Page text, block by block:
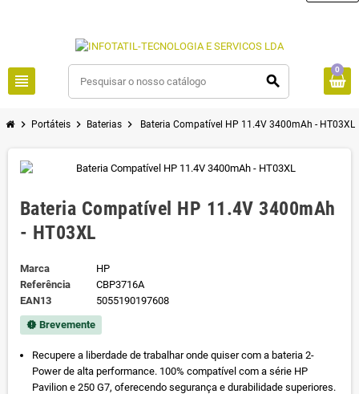
view_headline search
0
chevron_right Portáteis chevron_right Baterias chevron_right Bateria Compatível HP 11.4V 3400mAh - HT03XL
Bateria Compatível HP 11.4V 3400mAh
- HT03XL
Marca
HP
Referência
CBP3716A
EAN13
5055190197608
new_releases Brevemente
Recupere a liberdade de trabalhar onde quiser com a bateria 2-
Power de alta performance. 100% compatível com a série HP
Pavilion e 250 G7, oferecendo segurança e durabilidade superiores.